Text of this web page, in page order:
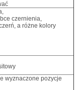
czernienia,
a różne kolory
wyznaczone pozycje